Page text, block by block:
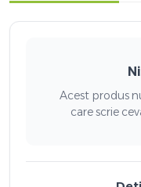
Acest produs
care scrie